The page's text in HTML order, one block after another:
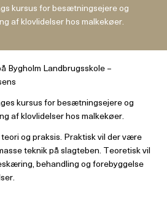
kursus for besætningsejere og
af klovlidelser hos malkekøer.
Bygholm Landbrugsskole –
kursus for besætningsejere og
af klovlidelser hos malkekøer.
og praksis. Praktisk vil der være
teknik på slagteben. Teoretisk vil
behandling og forebyggelse